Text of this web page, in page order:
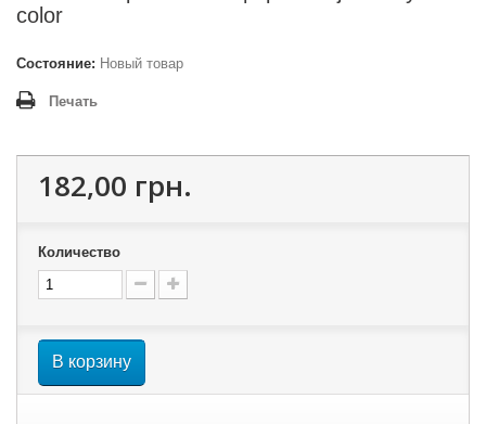
color
Состояние: Новый товар
Печать
182,00 грн.
Количество
В корзину